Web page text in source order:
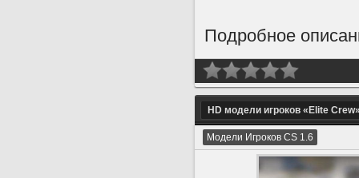
Подробное
HD модели игроков «Elite
Модели Игроков CS 1.6